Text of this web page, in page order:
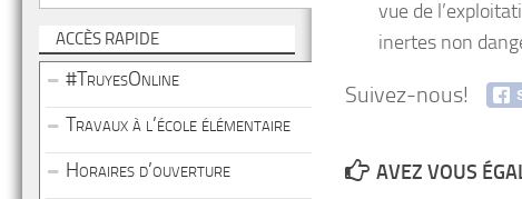
vue de
inertes non
Suivez-nous!
AVEZ VOUS
ACCÈS RAPIDE
#TruyesOnline
Travaux à l’école élémentaire
Horaires d’ouverture